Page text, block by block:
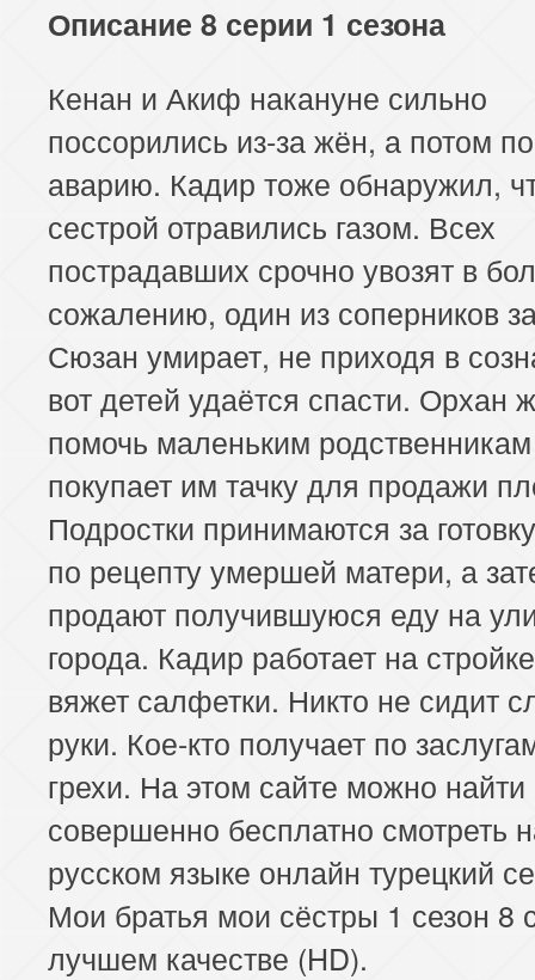
Описание 8 серии 1 сезона
Кенан и Акиф накануне сильно
поссорились из-за жён, а потом
аварию. Кадир тоже обнаружил,
сестрой отравились газом. Всех
пострадавших срочно увозят в
сожалению, один из соперников
Сюзан умирает, не приходя в
вот детей удаётся спасти. Орхан
помочь маленьким
покупает им тачку для продажи
Подростки принимаются за
по рецепту умершей матери, а
продают получившуюся еду на
города. Кадир работает на
вяжет салфетки. Никто не сидит
руки. Кое-кто получает по
грехи. На этом сайте можно найти
совершенно бесплатно смотреть
русском языке онлайн турецкий
Мои братья мои сёстры 1 сезон 8
лучшем качестве (HD).